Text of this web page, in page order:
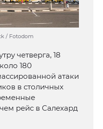
/ Fotodom
четверга, 18
180
атаки
в столичных
рейс в Салехард